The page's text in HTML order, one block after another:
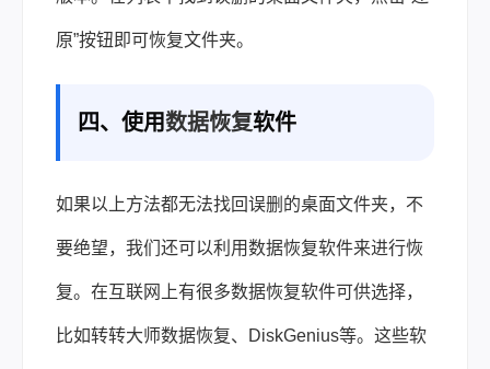
原”按钮即可恢复文件夹。
四、使用数据恢复软件
如果以上方法都无法找回误删的桌面文件夹，不
要绝望，我们还可以利用数据恢复软件来进行恢
复。在互联网上有很多数据恢复软件可供选择，
比如转转大师数据恢复、DiskGenius等。这些软